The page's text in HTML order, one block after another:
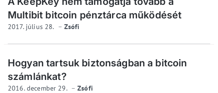
Multibit bitcoin pénztárca működését
2017. július 28. Zsófi
Hogyan tartsuk biztonságban a bitcoin
számlánkat?
2016. december 29. Zsófi